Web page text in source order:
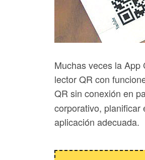
Muchas veces la
lector QR con
QR sin conexión en
corporativo, planificar
aplicación adecuada.